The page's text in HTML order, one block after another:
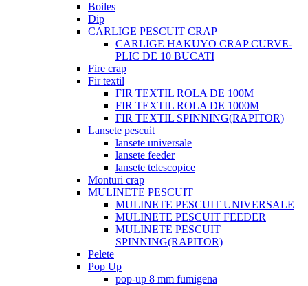
Boiles
Dip
CARLIGE PESCUIT CRAP
CARLIGE HAKUYO CRAP CURVE-
PLIC DE 10 BUCATI
Fire crap
Fir textil
FIR TEXTIL ROLA DE 100M
FIR TEXTIL ROLA DE 1000M
FIR TEXTIL SPINNING(RAPITOR)
Lansete pescuit
lansete universale
lansete feeder
lansete telescopice
Monturi crap
MULINETE PESCUIT
MULINETE PESCUIT UNIVERSALE
MULINETE PESCUIT FEEDER
MULINETE PESCUIT
SPINNING(RAPITOR)
Pelete
Pop Up
pop-up 8 mm fumigena